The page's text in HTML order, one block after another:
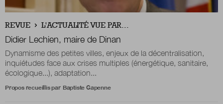
Boutique
Qui sommes-nous ?
REVUE L'ACTUALITÉ VUE PAR...
Didier Lechien, maire de Dinan
Dynamisme des petites villes, enjeux de la décentralisation,
inquiétudes face aux crises multiples (énergétique, sanitaire,
écologique...), adaptation...
Propos recueillis par Baptiste Gapenne